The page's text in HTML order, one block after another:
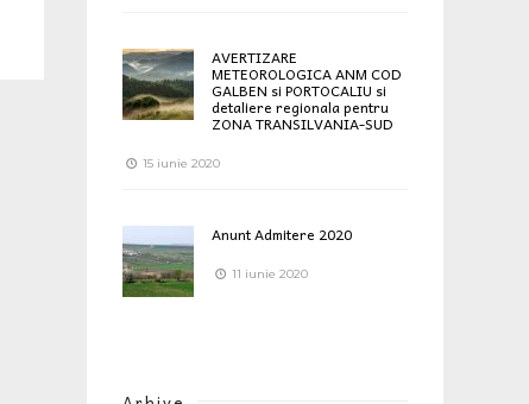
AVERTIZARE
METEOROLOGICA ANM COD
GALBEN si PORTOCALIU si
detaliere regionala pentru
ZONA TRANSILVANIA-SUD
15 iunie 2020
Anunt Admitere 2020
11 iunie 2020